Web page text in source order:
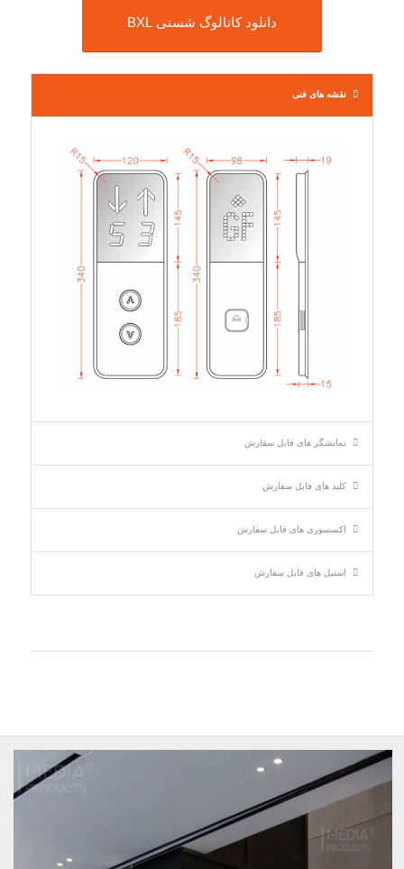
دانلود کاتالوگ شستی BXL
نقشه های فنی
نمایشگر های قابل سفارش
کلید های قابل سفارش
اکسسوری های قابل سفارش
استیل های قابل سفارش